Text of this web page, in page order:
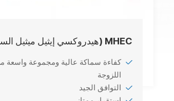
MHEC (هيدروكسي إيثيل ميثيل السليلوز)
كفاءة سماكة عالية ومجموعة واسعة
اللزوجة
التوافق الجيد